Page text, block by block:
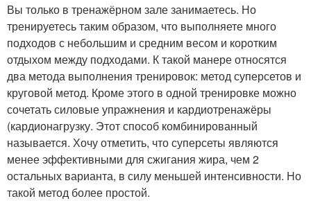
Вы только в тренажёрном зале занимаетесь. Но
тренируетесь таким образом, что выполняете много
подходов с небольшим и средним весом и коротким
отдыхом между подходами. К такой манере относятся
два метода выполнения тренировок: метод суперсетов и
круговой метод. Кроме этого в одной тренировке можно
сочетать силовые упражнения и кардиотренажёры
(кардионагрузку. Этот способ комбинированный
называется. Хочу отметить, что суперсеты являются
менее эффективными для сжигания жира, чем 2
остальных варианта, в силу меньшей интенсивности. Но
такой метод более простой.